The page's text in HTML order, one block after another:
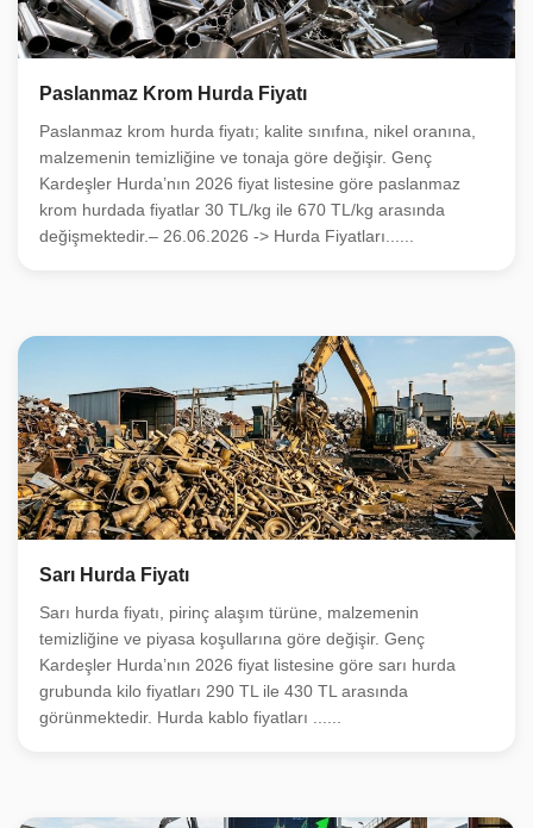
Paslanmaz Krom Hurda Fiyatı
Paslanmaz krom hurda fiyatı; kalite sınıfına, nikel oranına,
malzemenin temizliğine ve tonaja göre değişir. Genç
Kardeşler Hurda’nın 2026 fiyat listesine göre paslanmaz
krom hurdada fiyatlar 30 TL/kg ile 670 TL/kg arasında
değişmektedir.– 26.06.2026 -> Hurda Fiyatları......
Sarı Hurda Fiyatı
Sarı hurda fiyatı, pirinç alaşım türüne, malzemenin
temizliğine ve piyasa koşullarına göre değişir. Genç
Kardeşler Hurda’nın 2026 fiyat listesine göre sarı hurda
grubunda kilo fiyatları 290 TL ile 430 TL arasında
görünmektedir. Hurda kablo fiyatları ......